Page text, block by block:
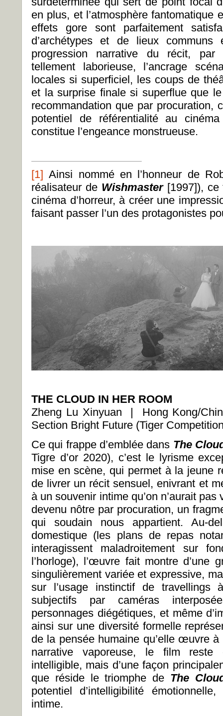
en plus, et l’atmosphère fantomatique
effets gore sont parfaitement
d’archétypes et de lieux communs
progression narrative du récit, par
tellement laborieuse, l’ancrage
locales si superficiel, les coups de
et la surprise finale si superflue que
recommandation que par procuration,
potentiel de référentialité au
constitue l’engeance monstrueuse.
[1] Ainsi nommé en l’honneur de
réalisateur de Wishmaster[1997]), ce
cinéma d’horreur, à créer une
faisant passer l’un des protagonistes
THE CLOUD IN HER ROOM
Zheng Lu Xinyuan | Hong Kong/
Section Bright Future (Tiger
Ce qui frappe d’emblée dans The
Tigre d’or 2020), c’est le lyrisme
mise en scène, qui permet à la jeune
de livrer un récit sensuel, enivrant et
à un souvenir intime qu’on n’aurait
devenu nôtre par procuration, un
qui soudain nous appartient. Au-
domestique (les plans de repas
interagissent maladroitement sur
l’horloge), l’œuvre fait montre d’une
singulièrement variée et expressive,
sur l’usage instinctif de travellings
subjectifs par caméras
personnages diégétiques, et même
ainsi sur une diversité formelle
de la pensée humaine qu’elle œuvre
narrative vaporeuse, le film reste
intelligible, mais d’une façon
que réside le triomphe de The
potentiel d’intelligibilité
intime.